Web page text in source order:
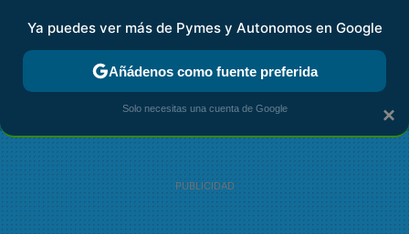
FISCALIDAD Y CONTABILIDAD KIT DIGITAL RENTA
×
Ya puedes ver más de Pymes y Autonomos en Google
Añádenos como fuente preferida
Solo necesitas una cuenta de Google